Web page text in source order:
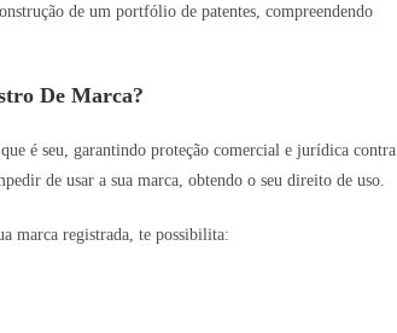
de um portfólio de patentes, compreendendo
De Marca?
é seu, garantindo proteção comercial e jurídica contra
de usar a sua marca, obtendo o seu direito de uso.
marca registrada, te possibilita: